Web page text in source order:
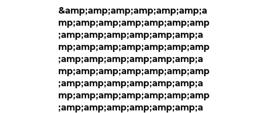
&amp;amp;amp;amp;amp;amp;a
mp;amp;amp;amp;amp;amp;amp
;amp;amp;amp;amp;amp;amp;a
mp;amp;amp;amp;amp;amp;amp
;amp;amp;amp;amp;amp;amp;a
mp;amp;amp;amp;amp;amp;amp
;amp;amp;amp;amp;amp;amp;a
mp;amp;amp;amp;amp;amp;amp
;amp;amp;amp;amp;amp;amp;a